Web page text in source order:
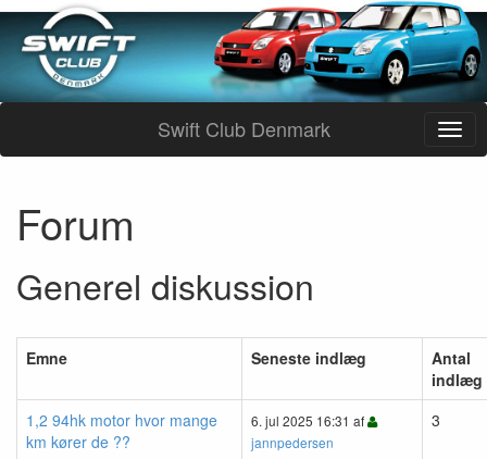
Swift Club Denmark
Forum
Generel diskussion
Emne Seneste indlæg
Antal
indlæg
1,2 94hk motor hvor mange
km kører de ??
6. jul 2025 16:31 af
jannpedersen
3